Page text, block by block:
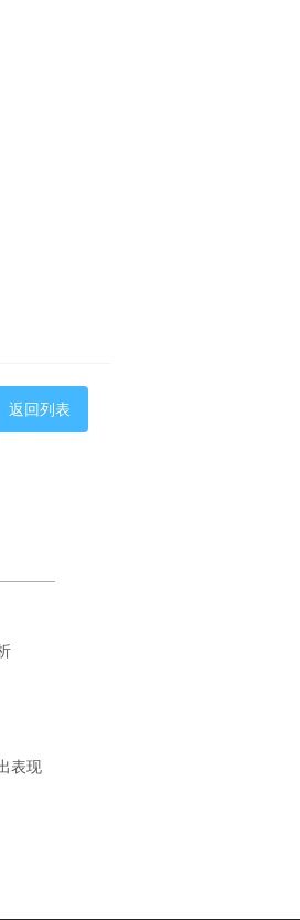
返回列表
表现